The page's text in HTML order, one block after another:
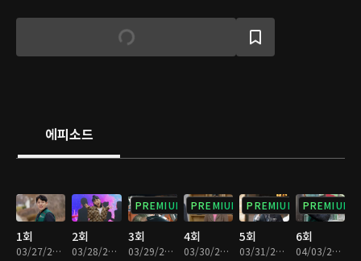
때, 한줄기 빛처럼 새로운 사랑이 찾아온다. 큰 식품기업 집안의 딸 미래
는 친부에게 버려지고 입양된 아픔이 있고, 자신처럼 상처받은 아이들의
치유를 돕고 싶다는 꿈을 품고 있다. 그 꿈을 실현하는 첫발을 내딛는 시
에피소드
1회
03/27/2023 • 28분
2회
03/28/2023 • 29분
PREMIUM
3회
03/29/2023 • 29분
PREMIUM
4회
03/30/2023 • 29분
PREMIUM
5회
03/31/2023 • 29분
PREMIUM
6회
04/03/2023 • 29분